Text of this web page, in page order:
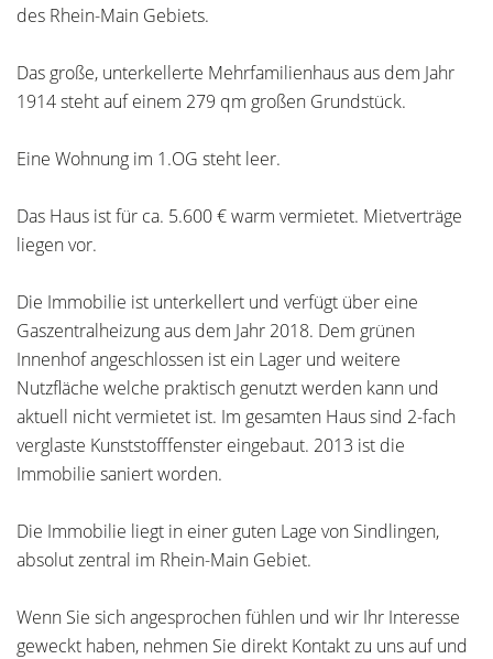
des Rhein-Main Gebiets.
Das große, unterkellerte Mehrfamilienhaus aus dem Jahr
1914 steht auf einem 279 qm großen Grundstück.
Eine Wohnung im 1.OG steht leer.
Das Haus ist für ca. 5.600 € warm vermietet. Mietverträge
liegen vor.
Die Immobilie ist unterkellert und verfügt über eine
Gaszentralheizung aus dem Jahr 2018. Dem grünen
Innenhof angeschlossen ist ein Lager und weitere
Nutzfläche welche praktisch genutzt werden kann und
aktuell nicht vermietet ist. Im gesamten Haus sind 2-fach
verglaste Kunststofffenster eingebaut. 2013 ist die
Immobilie saniert worden.
Die Immobilie liegt in einer guten Lage von Sindlingen,
absolut zentral im Rhein-Main Gebiet.
Wenn Sie sich angesprochen fühlen und wir Ihr Interesse
geweckt haben, nehmen Sie direkt Kontakt zu uns auf und